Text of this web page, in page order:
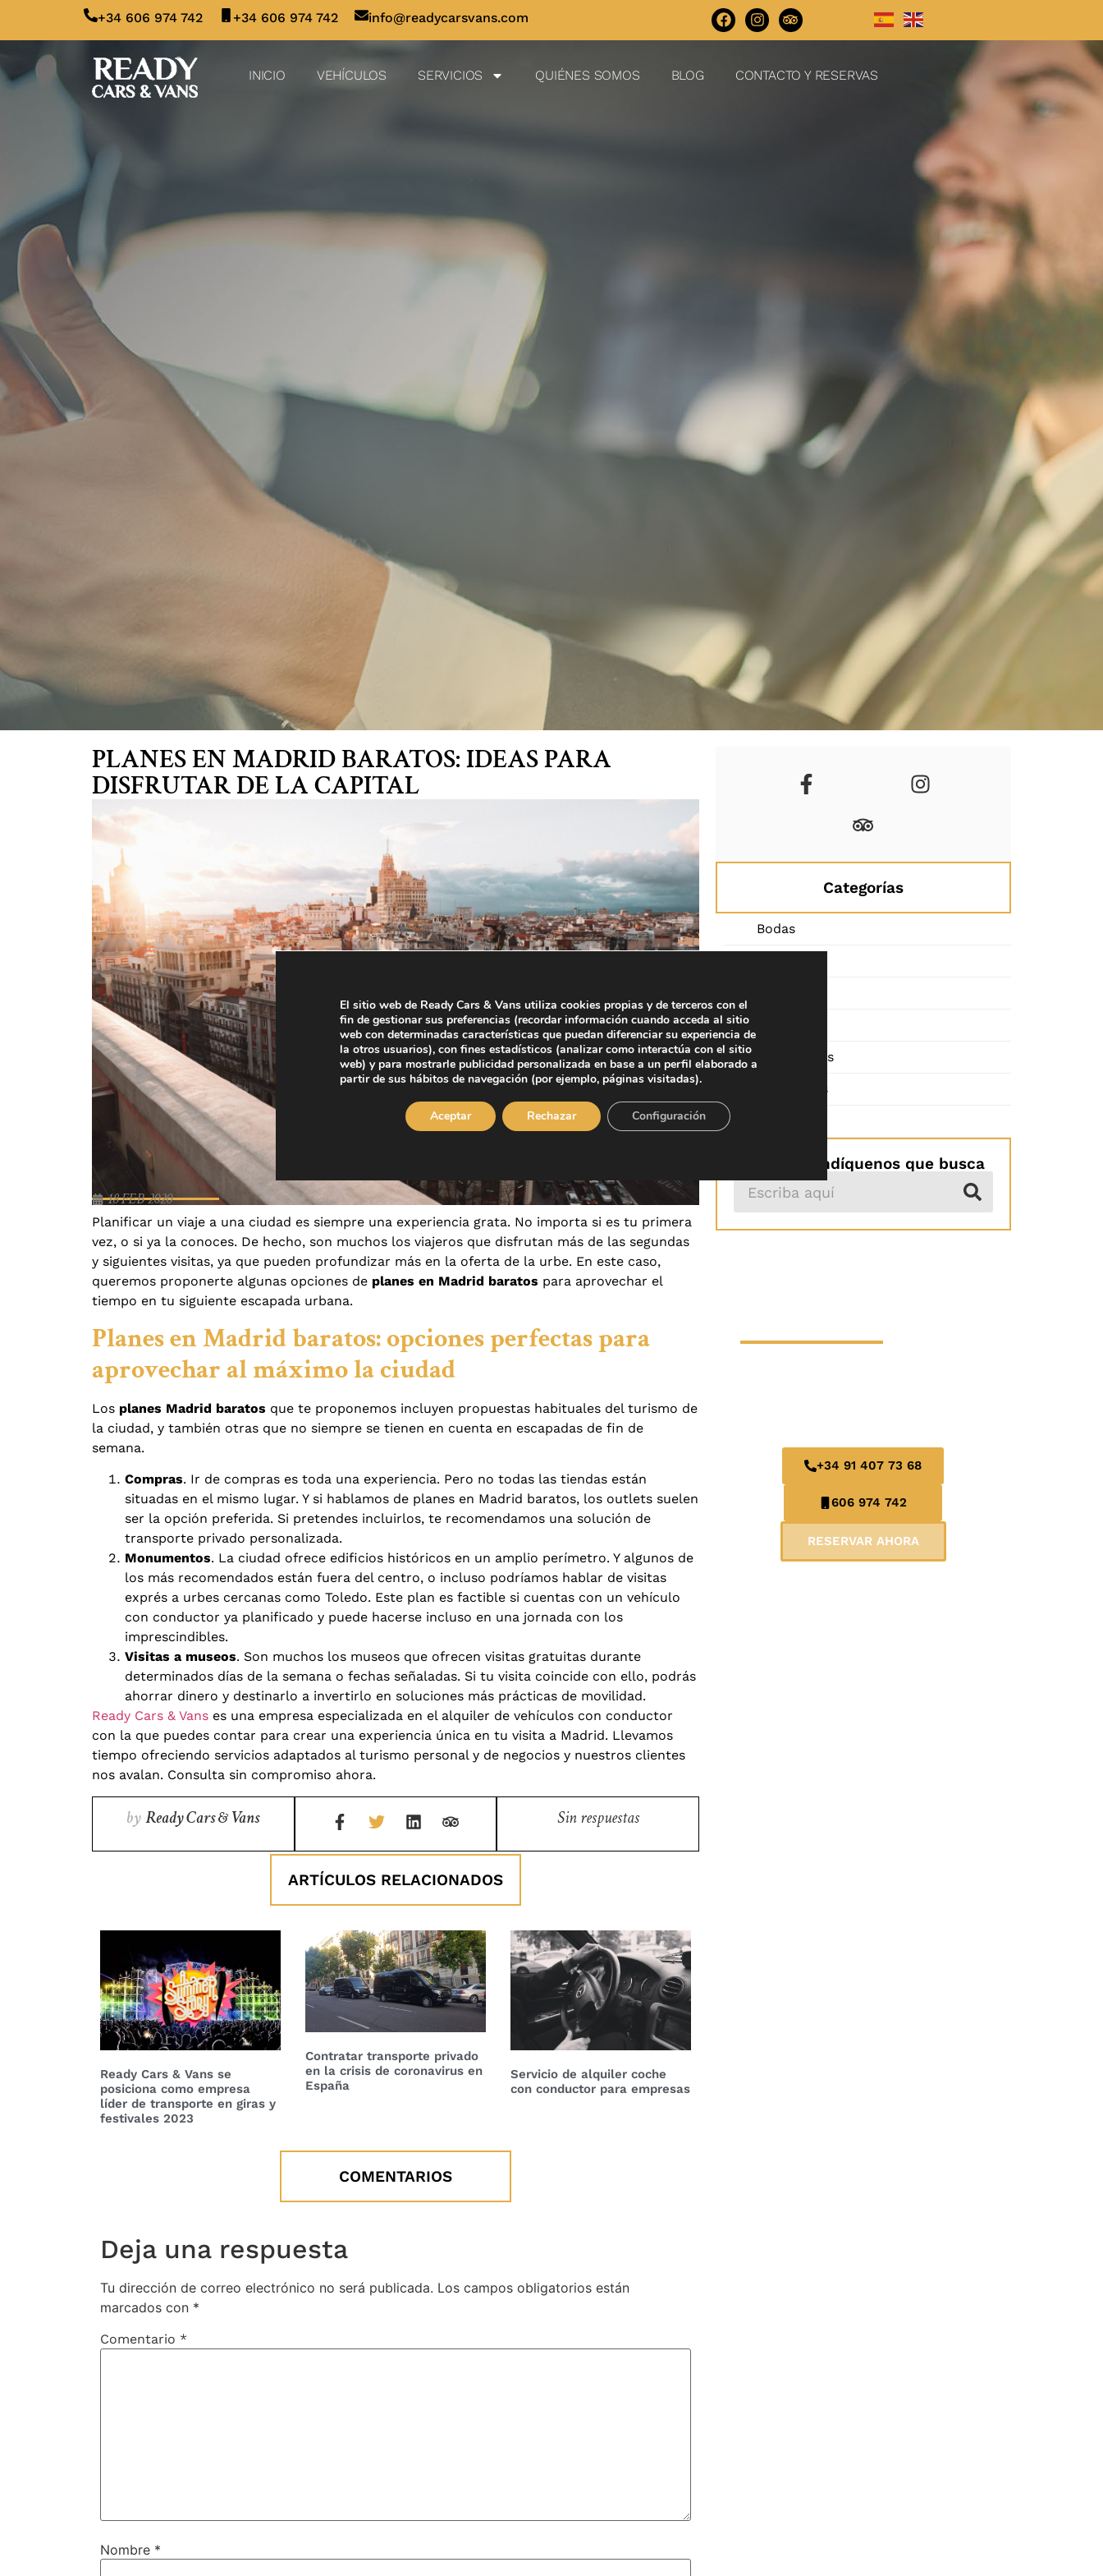
+34 606 974 742 +34 606 974 742 info@readycarsvans.com
INICIO VEHÍCULOS SERVICIOS QUIÉNES SOMOS BLOG CONTACTO Y RESERVAS
BlogPLANES EN MADRID BARATOS: IDEAS PARA
DISFRUTAR DE LA CAPITAL
18 FEB 2020
Planificar un viaje a una ciudad es siempre una experiencia grata. No importa si es tu primera
vez, o si ya la conoces. De hecho, son muchos los viajeros que disfrutan más de las segundas
y siguientes visitas, ya que pueden profundizar más en la oferta de la urbe. En este caso,
queremos proponerte algunas opciones de planes en Madrid baratos para aprovechar el
tiempo en tu siguiente escapada urbana.
Planes en Madrid baratos: opciones perfectas para
aprovechar al máximo la ciudad
Los planes Madrid baratos que te proponemos incluyen propuestas habituales del turismo de
la ciudad, y también otras que no siempre se tienen en cuenta en escapadas de fin de
semana.
Compras. Ir de compras es toda una experiencia. Pero no todas las tiendas están
situadas en el mismo lugar. Y si hablamos de planes en Madrid baratos, los outlets suelen
ser la opción preferida. Si pretendes incluirlos, te recomendamos una solución de
transporte privado personalizada.
Monumentos. La ciudad ofrece edificios históricos en un amplio perímetro. Y algunos de
los más recomendados están fuera del centro, o incluso podríamos hablar de visitas
exprés a urbes cercanas como Toledo. Este plan es factible si cuentas con un vehículo
con conductor ya planificado y puede hacerse incluso en una jornada con los
imprescindibles.
Visitas a museos. Son muchos los museos que ofrecen visitas gratuitas durante
determinados días de la semana o fechas señaladas. Si tu visita coincide con ello, podrás
ahorrar dinero y destinarlo a invertirlo en soluciones más prácticas de movilidad.
Ready Cars & Vans es una empresa especializada en el alquiler de vehículos con conductor
con la que puedes contar para crear una experiencia única en tu visita a Madrid. Llevamos
tiempo ofreciendo servicios adaptados al turismo personal y de negocios y nuestros clientes
nos avalan. Consulta sin compromiso ahora.
by Ready Cars & Vans Sin respuestas
ARTÍCULOS RELACIONADOS
Ready Cars & Vans se
posiciona como empresa
líder de transporte en giras y
festivales 2023
Contratar transporte privado
en la crisis de coronavirus en
España
Servicio de alquiler coche
con conductor para empresas
COMENTARIOS
Deja una respuesta
Tu dirección de correo electrónico no será publicada. Los campos obligatorios están
marcados con *
Comentario *
Nombre *
Categorías
Bodas
Particulares
Ready Cars
Por favor indíquenos que busca
RESERVA AHORA
LE OFRECEMOS UN SERVICIO DE
+34 91 407 73 68
606 974 742
RESERVAR AHORA
El sitio web de Ready Cars & Vans utiliza cookies propias y de terceros con el
fin de gestionar sus preferencias (recordar información cuando acceda al sitio
web con determinadas características que puedan diferenciar su experiencia de
la otros usuarios), con fines estadísticos (analizar como interactúa con el sitio
web) y para mostrarle publicidad personalizada en base a un perfil elaborado a
partir de sus hábitos de navegación (por ejemplo, páginas visitadas).
Aceptar Rechazar Configuración